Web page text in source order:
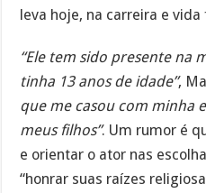
leva hoje, na carreira e
“Ele tem sido presente na
tinha 13 anos de idade”,
que me casou com minha
meus filhos”. Um rumor é
e orientar o ator nas
“honrar suas raízes